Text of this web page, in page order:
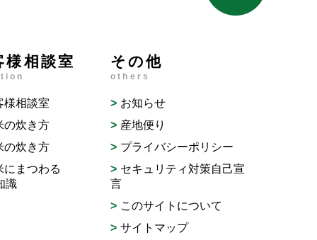
様相談室
様相談室
の炊き方
の炊き方
にまつわる
識
その他
others
お知らせ
産地便り
プライバシーポリシー
セキュリティ対策自己宣
言
このサイトについて
サイトマップ